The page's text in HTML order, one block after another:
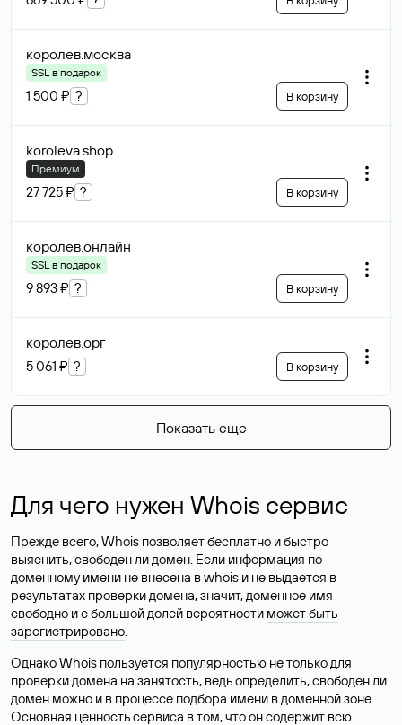
королев.москва
SSL в подарок
1 500 ₽ ? В корзину
koroleva.shop
Премиум
27 725 ₽ ? В корзину
королев.онлайн
SSL в подарок
9 893 ₽ ? В корзину
королев.орг
5 061 ₽ ? В корзину
Показать еще
Для чего нужен Whois сервис
Прежде всего, Whois позволяет бесплатно и быстро
выяснить, свободен ли домен. Если информация по
доменному имени не внесена в whois и не выдается в
результатах проверки домена, значит, доменное имя
свободно и с большой долей вероятности может быть
зарегистрировано.
Однако Whois пользуется популярностью не только для
проверки домена на занятость, ведь определить, свободен ли
домен можно и в процессе подбора имени в доменной зоне.
Основная ценность сервиса в том, что он содержит всю